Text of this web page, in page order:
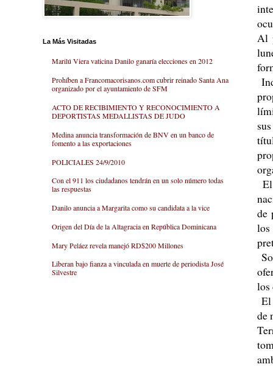
Al
de
los
El
de
La Más Visitadas
Marilú Viera vaticina Danilo ganaría elecciones en 2012
Prohíben a Francomacorisanos.com cubrir reinado Santa Ana
organizado por el ayuntamiento de SFM
ACTO DE RECIBIMIENTO Y RECONOCIMIENTO A
DEPORTISTAS MEDALLISTAS DE JUDO
Medina anuncia transformación de BNV en un banco de
fomento a las exportaciones
POLICIALES 24/9/2010
Con el 911 los ciudadanos tendrán en un solo número todas
las respuestas
Danilo anuncia a Margarita como su candidata a la vice
Origen del Día de la Altagracia en República Dominicana
Mary Peláez revela manejó RD$200 Millones
Liberan bajo fianza a vinculada en muerte de periodista José
Silvestre